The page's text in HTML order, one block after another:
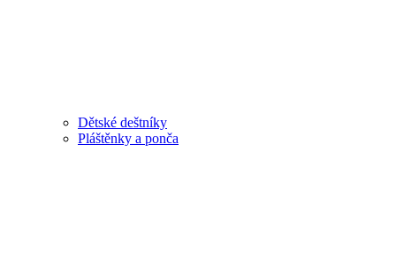
Dětské deštníky
Pláštěnky a ponča